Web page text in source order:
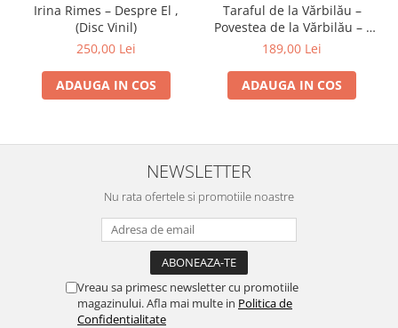
Irina Rimes – Despre El ,
(Disc Vinil)
250,00 Lei
ADAUGA IN COS
Taraful de la Vărbilău –
Povestea de la Vărbilău – -
Electrecord, (Disc Vinil)
189,00 Lei
ADAUGA IN COS
NEWSLETTER
Nu rata ofertele si promotiile noastre
Vreau sa primesc newsletter cu promotiile
magazinului. Afla mai multe in Politica de
Confidentialitate